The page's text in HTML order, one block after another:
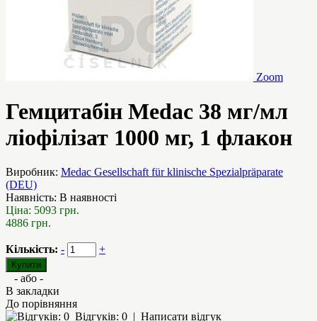
Zoom
Гемцитабін Medac 38 мг/мл
ліофілізат 1000 мг, 1 флакон
Виробник: Medac Gesellschaft für klinische Spezialpräparate
(DEU)
Наявність: В наявності
Ціна: 5093 грн.
4886 грн.
Кількість: - +
- або -
В закладки
До порівняння
Відгуків: 0 | Написати відгук